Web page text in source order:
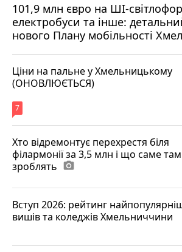
101,9 млн євро на ШІ-
електробуси та інше:
нового Плану мобільності
Ціни на пальне у Хмельницькому
(ОНОВЛЮЄТЬСЯ)
7
Хто відремонтує перехрестя біля
філармонії за 3,5 млн і що саме там
зроблять photo_camera
Вступ 2026: рейтинг
вишів та коледжів Хмельниччини